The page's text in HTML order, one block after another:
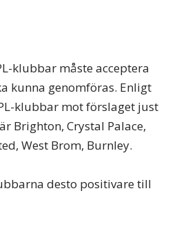
klubbar måste acceptera
kunna genomföras. Enligt
klubbar mot förslaget just
Brighton, Crystal Palace,
West Brom, Burnley.
desto positivare till